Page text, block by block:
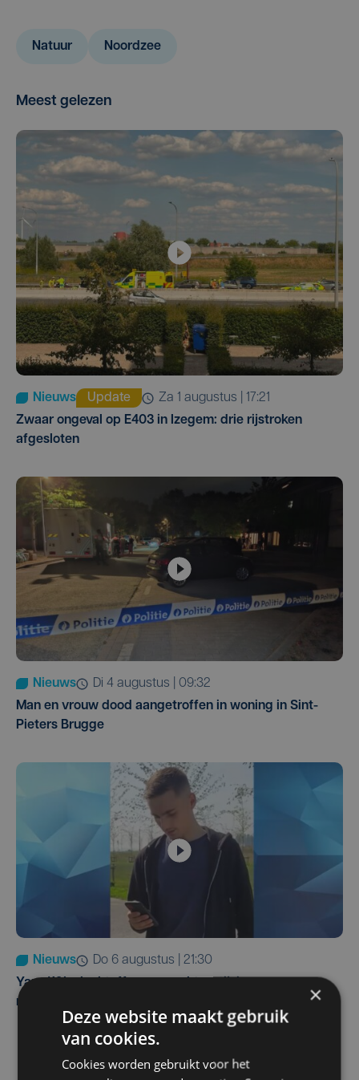
Natuur Noordzee
Meest gelezen
Nieuws Update
za 1 augustus | 17:21
Zwaar ongeval op E403 in Izegem: drie rijstroken
afgesloten
Nieuws
di 4 augustus | 09:32
Man en vrouw dood aangetroffen in woning in Sint-
Pieters Brugge
Nieuws
do 6 augustus | 21:30
Yaro (19), slachtoffer van vechtpartij, is na
maandenlange coma overleden
×
Deze website maakt gebruik
van cookies.
Cookies worden gebruikt voor het